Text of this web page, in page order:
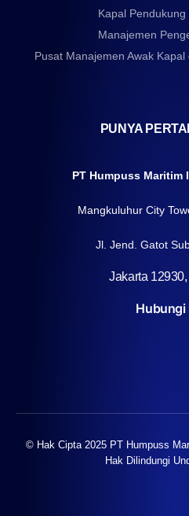
Kapal
Manajemen
Pusat Manajemen Awak
PUNYA
PT Humpuss Maritim
Mangkuluhur City
Jl. Jend. Gatot
Jakarta
Hubungi
© Hak Cipta 2025 PT Humpuss
Hak Dilindungi